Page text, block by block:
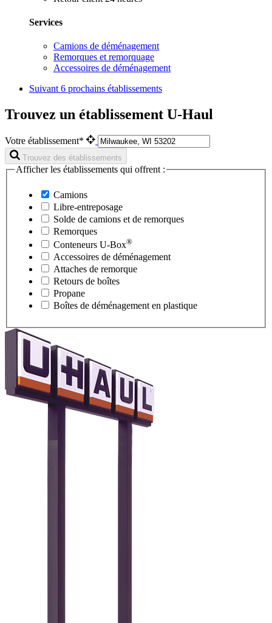
Services
Camions de déménagement
Remorques et remorquage
Accessoires de déménagement
Suivant 6 prochains établissements
Trouvez un établissement U-Haul
Votre établissement*
Trouvez des établissements
Afficher les établissements qui offrent :
Camions
Libre-entreposage
Solde de camions et de remorques
Remorques
Conteneurs U-Box®
Accessoires de déménagement
Attaches de remorque
Retours de boîtes
Propane
Boîtes de déménagement en plastique